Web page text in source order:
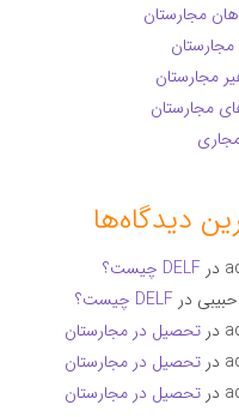
مجارستان
مجارستان
مجارستان
مجارستان
دیدگاه‌ها
در DELF چیست؟
در DELF چیست؟
در تحصیل در مجارستان
در تحصیل در مجارستان
در تحصیل در مجارستان